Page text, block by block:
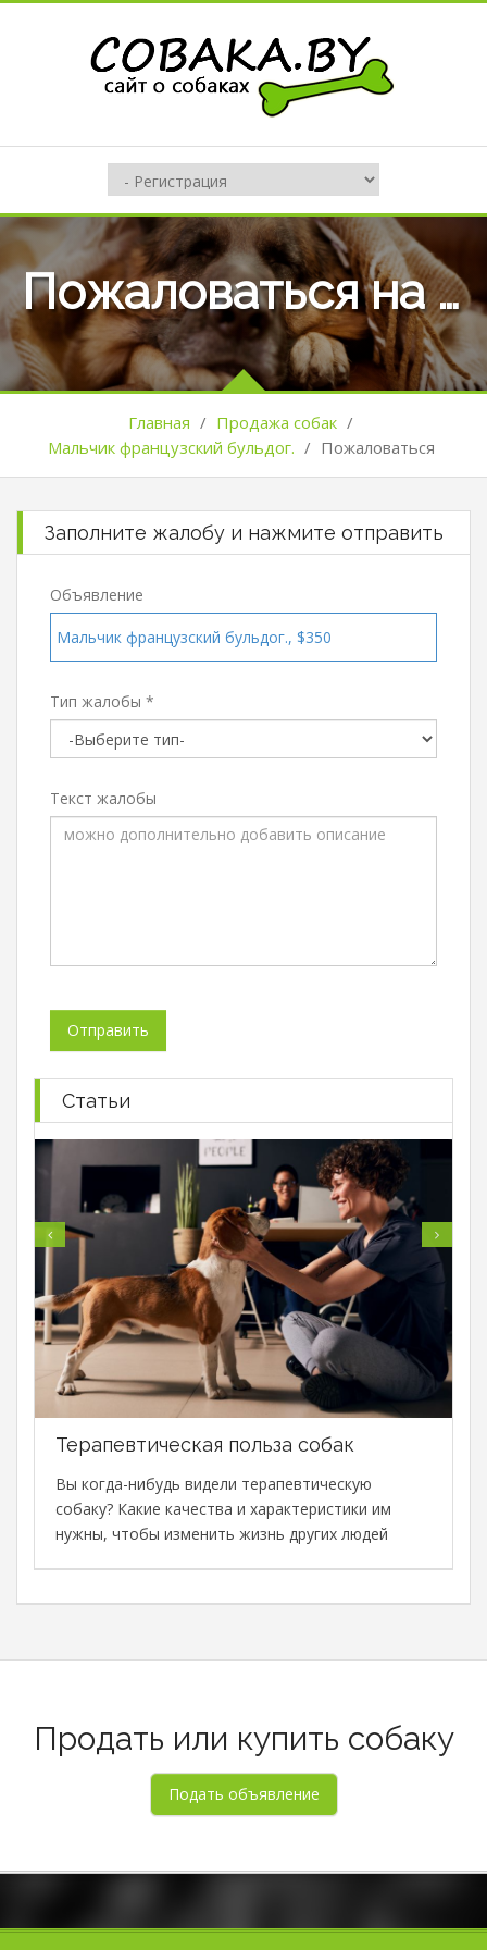
Пожаловаться на оъявление №116899
Главная / Продажа собак /
Мальчик французский бульдог. / Пожаловаться
Заполните жалобу и нажмите отправить
Объявление
Мальчик французский бульдог., $350
Тип жалобы *
Текст жалобы
Статьи
Терапевтическая польза собак
Вы когда-нибудь видели терапевтическую
собаку? Какие качества и характеристики им
нужны, чтобы изменить жизнь других людей
Продать или купить собаку